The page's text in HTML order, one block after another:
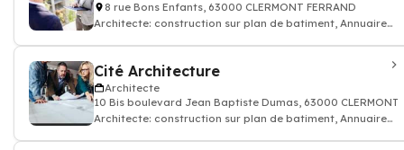
8 rue Bons Enfants, 63000 CLERMONT FERRAND
Architecte: construction sur plan de batiment, Annuaire
Cité Architecture
Architecte
10 Bis boulevard Jean Baptiste Dumas, 63000 CLERMONT
Architecte: construction sur plan de batiment, Annuaire